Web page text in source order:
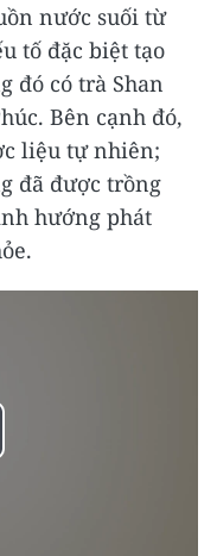
nước suối từ
tố đặc biệt tạo
đó có trà Shan
Bên cạnh đó,
liệu tự nhiên;
đã được trồng
hướng phát